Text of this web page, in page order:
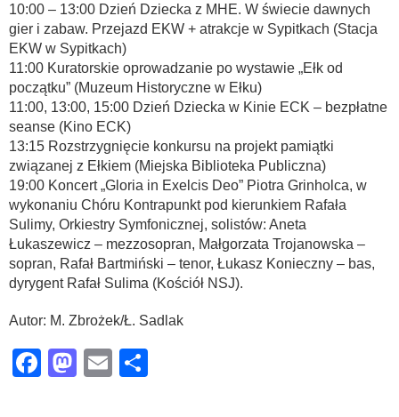
10:00 – 13:00 Dzień Dziecka z MHE. W świecie dawnych
gier i zabaw. Przejazd EKW + atrakcje w Sypitkach (Stacja
EKW w Sypitkach)
11:00 Kuratorskie oprowadzanie po wystawie „Ełk od
początku” (Muzeum Historyczne w Ełku)
11:00, 13:00, 15:00 Dzień Dziecka w Kinie ECK – bezpłatne
seanse (Kino ECK)
13:15 Rozstrzygnięcie konkursu na projekt pamiątki
związanej z Ełkiem (Miejska Biblioteka Publiczna)
19:00 Koncert „Gloria in Exelcis Deo” Piotra Grinholca, w
wykonaniu Chóru Kontrapunkt pod kierunkiem Rafała
Sulimy, Orkiestry Symfonicznej, solistów: Aneta
Łukaszewicz – mezzosopran, Małgorzata Trojanowska –
sopran, Rafał Bartmiński – tenor, Łukasz Konieczny – bas,
dyrygent Rafał Sulima (Kościół NSJ).
Autor: M. Zbrożek/Ł. Sadlak
Facebook
Mastodon
Email